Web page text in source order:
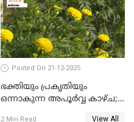
Posted On 21-12-2025
ഭക്തിയും പ്രകൃതിയും
ഒന്നാകുന്ന അപൂര്‍വ്വ കാഴ്ച;
2 Min Read View All